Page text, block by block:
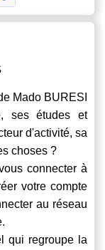
Mado BURESI
ses études et
d'activité, sa
choses ?
connecter à
votre compte
au réseau
qui regroupe la